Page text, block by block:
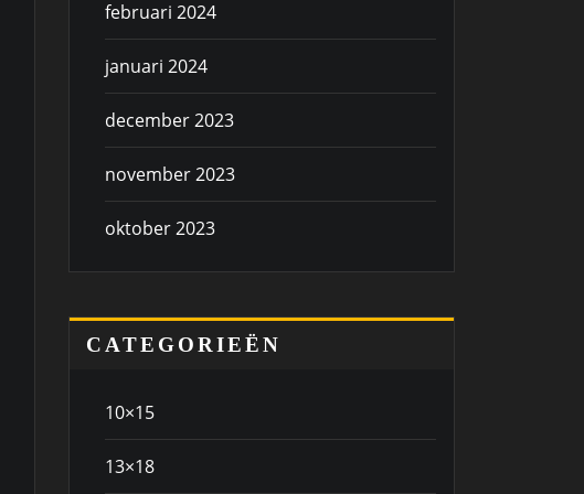
februari 2024
januari 2024
december 2023
november 2023
oktober 2023
CATEGORIEËN
10×15
13×18